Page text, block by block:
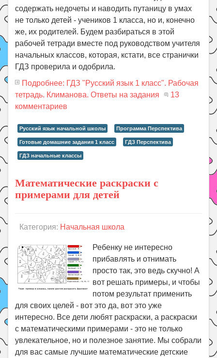
содержать недочеты и наводить путаницу в умах
не только детей - учеников 1 класса, но и, конечно
же, их родителей. Будем разбираться в этой
рабочей тетради вместе под руководством учителя
начальных классов, которая, кстати, все странички
ГДЗ проверила и одобрила.
Подробнее: ГДЗ "Русский язык 1 класс". Рабочая
тетрадь. Климанова. Ответы на задания
13
комментариев
Русский язык начальной школы Программа Перспектива
Готовые домашние задания 1 класс ГДЗ Перспектива
ГДЗ начальные классы
Математические раскраски с
примерами для детей
Категория: Начальная школа
Ребенку не интересно
прибавлять и отнимать
просто так, это ведь скучно! А
вот решать примеры, и чтобы
потом результат применить
для своих целей - вот это да, вот это уже
интересно. Все дети любят раскраски, а раскраски
с математическими примерами - это не только
увлекательное, но и полезное занятие. Мы собрали
для вас самые лучшие математические детские